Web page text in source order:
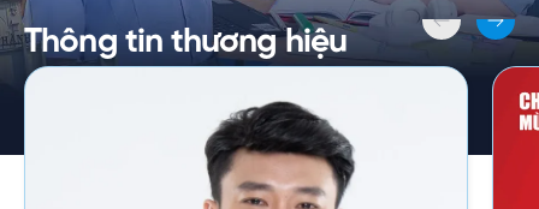
Thông tin thương hiệu